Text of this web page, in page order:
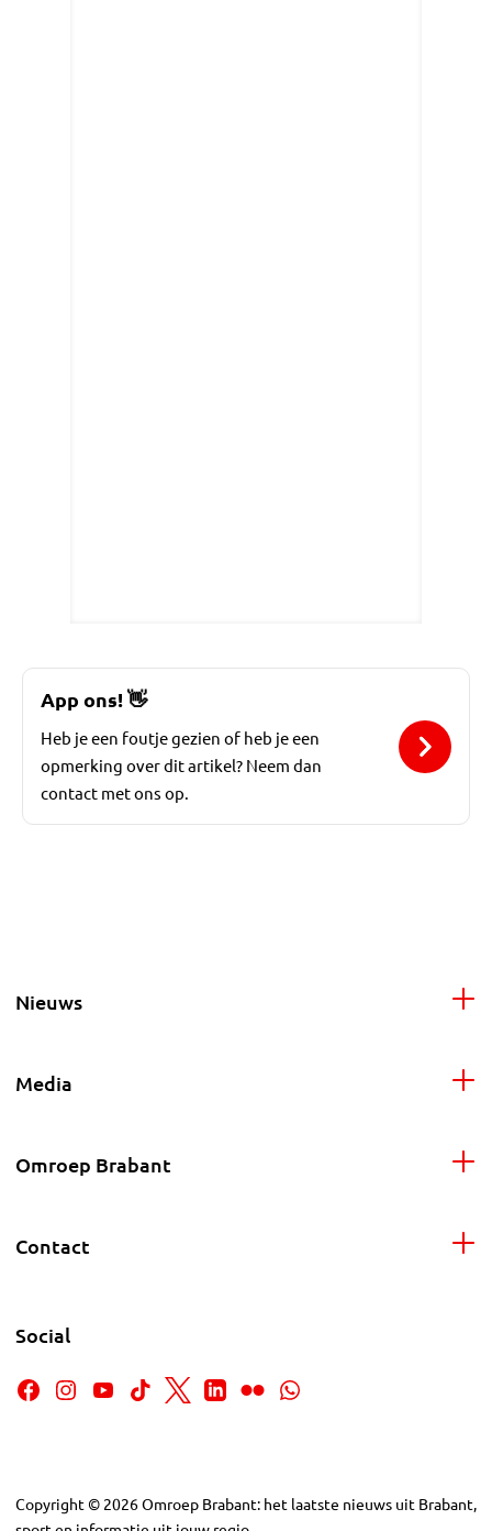
App ons!👋
Heb je een foutje gezien of heb je een
opmerking over dit artikel? Neem dan
contact met ons op.
Nieuws
Media
Omroep Brabant
Contact
Social
Copyright © 2026Omroep Brabant: het laatste nieuws uit Brabant,